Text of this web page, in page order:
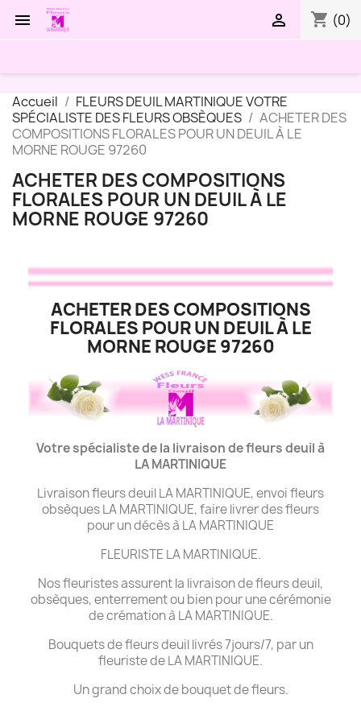
 shopping_cart (0)

Accueil
FLEURS DEUIL MARTINIQUE VOTRE
SPÉCIALISTE DES FLEURS OBSÈQUES
ACHETER DES
COMPOSITIONS FLORALES POUR UN DEUIL À LE
MORNE ROUGE 97260
ACHETER DES COMPOSITIONS
FLORALES POUR UN DEUIL À LE
MORNE ROUGE 97260
ACHETER DES COMPOSITIONS
FLORALES POUR UN DEUIL À LE
MORNE ROUGE 97260
Votre spécialiste de la livraison de fleurs deuil à
LA MARTINIQUE
Livraison fleurs deuil LA MARTINIQUE, envoi fleurs
obsèques LA MARTINIQUE, faire livrer des fleurs
pour un décès à LA MARTINIQUE
FLEURISTE LA MARTINIQUE.
Nos fleuristes assurent la livraison de fleurs deuil,
obsèques, enterrement ou bien pour une cérémonie
de crémation à LA MARTINIQUE.
Bouquets de fleurs deuil livrés 7jours/7, par un
fleuriste de LA MARTINIQUE.
Un grand choix de bouquet de fleurs.